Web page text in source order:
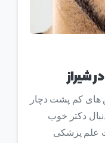
شیراز
های کم پشت دچار
دکتر خوب
علم پزشکی